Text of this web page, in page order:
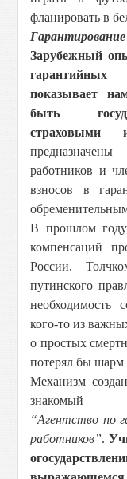
фланировать в
Зарубежный
показывает
быть
страховыми
работников и
взносов в
В прошлом году
компенсаций
России.
путинского
необходимость
кого-то из
о простых
потерял бы шарм
Механизм
знакомый
“Агентство по
работников”.